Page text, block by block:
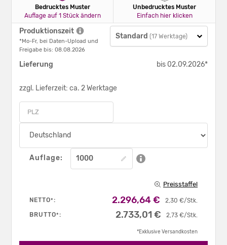
Bedrucktes Muster
Auflage auf 1 Stück ändern
Unbedrucktes Muster
Einfach hier klicken
Produktionszeit
*Mo-Fr, bei Daten-Upload und
Freigabe bis: 08.08.2026
Standard (17 Werktage)
Lieferung bis 02.09.2026*
zzgl. Lieferzeit: ca. 2 Werktage
Auflage:
Preisstaffel
NETTO*: 2,30 €/Stk.
2.296,64 €
BRUTTO*: 2,73 €/Stk.
2.733,01 €
*Exklusive Versandkosten